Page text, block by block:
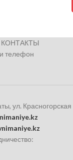
телефон
ул.